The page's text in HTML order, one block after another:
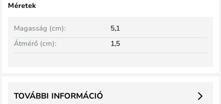
Méretek
Magasság (cm):
5,1
Átmérő (cm):
1,5
TOVÁBBI INFORMÁCIÓ